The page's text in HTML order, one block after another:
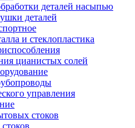
деталей насыпью
деталей
и стеклопластика
цианистых солей
управления
стоков